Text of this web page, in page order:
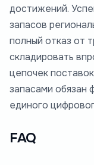
достижений.
запасов
полный отказ от
складировать
цепочек
запасами обязан
единого
FAQ